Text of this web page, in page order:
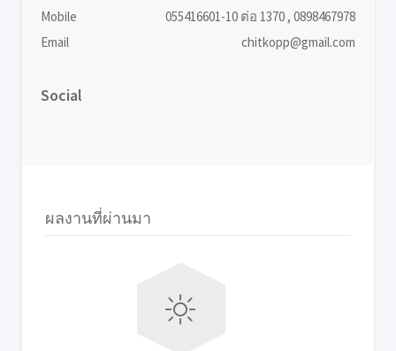
Mobile
055416601-10 ต่อ 1370 , 0898467978
Email
chitkopp@gmail.com
Social
ผลงานที่ผ่านมา